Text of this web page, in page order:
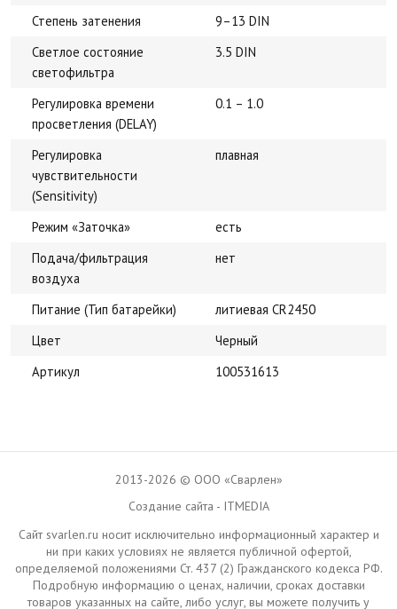
Степень затенения
9–13 DIN
Светлое состояние
светофильтра
3.5 DIN
Регулировка времени
просветления (DELAY)
0.1 – 1.0
Регулировка
чувствительности
(Sensitivity)
плавная
Режим «Заточка»
есть
Подача/фильтрация
воздуха
нет
Питание (Тип батарейки)
литиевая CR2450
Цвет
Черный
Артикул
100531613
2013-2026 © ООО «Сварлен»
Создание сайта - ITMEDIA
Сайт svarlen.ru носит исключительно информационный характер и
ни при каких условиях не является публичной офертой,
определяемой положениями Ст. 437 (2) Гражданского кодекса РФ.
Подробную информацию о ценах, наличии, сроках доставки
товаров указанных на сайте, либо услуг, вы можете получить у